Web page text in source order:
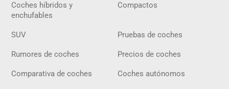
Coches híbridos y
enchufables
Compactos
SUV Pruebas de coches
Rumores de coches Precios de coches
Comparativa de coches Coches autónomos